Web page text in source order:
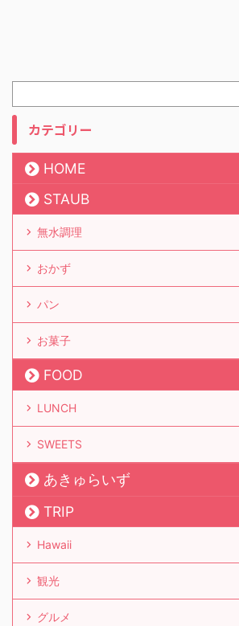
カテゴリー
HOME
STAUB
無水調理
おかず
パン
お菓子
FOOD
LUNCH
SWEETS
あきゅらいず
TRIP
Hawaii
観光
グルメ